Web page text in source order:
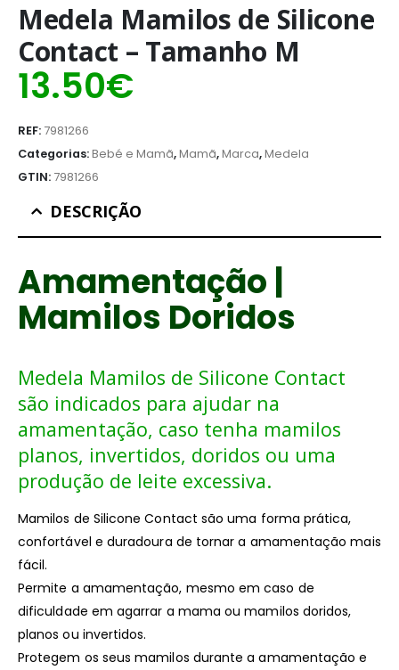
Medela Mamilos de Silicone
Contact – Tamanho M
13.50€
REF: 7981266
Categorias:Bebé e Mamã,Mamã,Marca,Medela
GTIN: 7981266
DESCRIÇÃO
Amamentação |
Mamilos Doridos
Medela Mamilos de Silicone Contact
são indicados para ajudar na
amamentação, caso tenha mamilos
planos, invertidos, doridos ou uma
produção de leite excessiva.
Mamilos de Silicone Contact são uma forma prática,
confortável e duradoura de tornar a amamentação mais
fácil.
Permite a amamentação, mesmo em caso de
dificuldade em agarrar a mama ou mamilos doridos,
planos ou invertidos.
Protegem os seus mamilos durante a amamentação e